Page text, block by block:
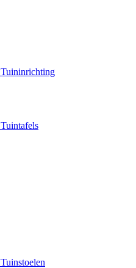
Tuininrichting
Tuintafels
Tuinstoelen